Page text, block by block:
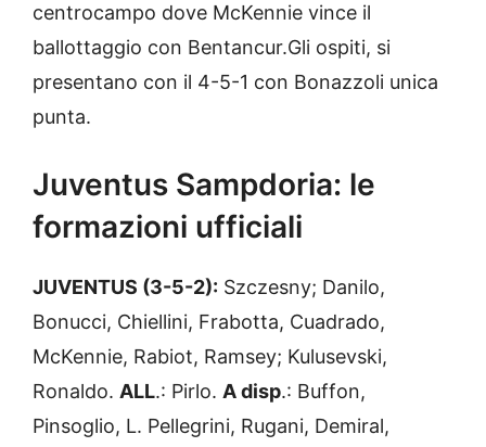
centrocampo dove McKennie vince il
ballottaggio con Bentancur.Gli ospiti, si
presentano con il 4-5-1 con Bonazzoli unica
punta.
Juventus Sampdoria: le
formazioni ufficiali
JUVENTUS (3-5-2): Szczesny; Danilo,
Bonucci, Chiellini, Frabotta, Cuadrado,
McKennie, Rabiot, Ramsey; Kulusevski,
Ronaldo. ALL.: Pirlo. A disp.: Buffon,
Pinsoglio, L. Pellegrini, Rugani, Demiral,